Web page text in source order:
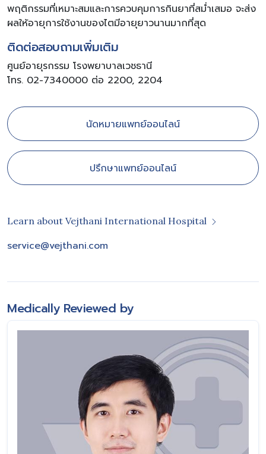
พฤติกรรมที่เหมาะสมและการควบคุมการกินยาที่สม่ำเสมอ จะส่ง
ผลให้อายุการใช้งานของไตมีอายุยาวนานมากที่สุด
ติดต่อสอบถามเพิ่มเติม
ศูนย์อายุรกรรม โรงพยาบาลเวชธานี
โทร. 02-7340000 ต่อ 2200, 2204
นัดหมายแพทย์ออนไลน์
ปรึกษาแพทย์ออนไลน์
Learn about Vejthani International Hospital
service@vejthani.com
Medically Reviewed by